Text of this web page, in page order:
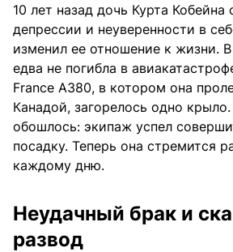
10 лет назад дочь Курта Кобейна
депрессии и неуверенности в
изменил ее отношение к жизни.
едва не погибла в
France A380, в котором она
Канадой, загорелось одно
обошлось: экипаж успел
посадку. Теперь она стремится
каждому дню.
Неудачный брак и
развод